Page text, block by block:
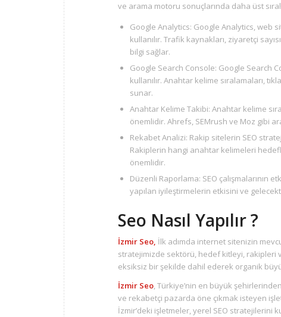
ve arama motoru sonuçlarında daha üst
Google Analytics: Google Analytics, web
kullanılır. Trafik kaynakları, ziyaretçi
bilgi sağlar.
Google Search Console: Google Search
kullanılır. Anahtar kelime sıralamaları,
sunar.
Anahtar Kelime Takibi: Anahtar kelime
önemlidir. Ahrefs, SEMrush ve Moz gibi
Rekabet Analizi: Rakip sitelerin SEO
Rakiplerin hangi anahtar kelimeleri
önemlidir.
Düzenli Raporlama: SEO çalışmalarının
yapılan iyileştirmelerin etkisini ve
Seo Nasıl Yapılır ?
İzmir Seo, İlk adımda internet sitenizin
stratejimizde sektörü, hedef kitleyi, rakipleri
eksiksiz bir şekilde dahil ederek organik
İzmir Seo, Türkiye’nin en büyük
ve rekabetçi pazarda öne çıkmak isteyen
İzmir’deki işletmeler, yerel SEO